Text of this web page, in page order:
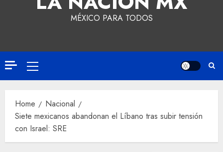
MÉXICO PARA TODOS
Home
Nacional
Siete mexicanos abandonan el Líbano tras subir tensión
con Israel: SRE